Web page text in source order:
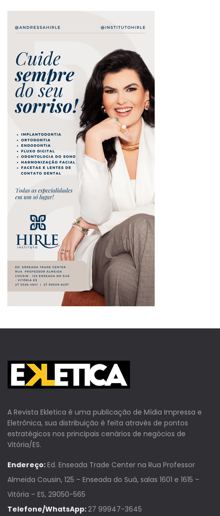
A Revista Ekletica é uma publicação de Mídia Impressa e
Eletrônica, sua distribuição é feita através de pontos
estratégicos nos principais cenários de negócios de
Vitória/ES.
Endereço:Ed. Enseada Trade Center na Rua Professor
Almeida Cousin, 125 – Enseada do Suá, salas 1601 e 1615 –
Vitória – ES, 29050-565
Telefone/WhatsApp:27 99947-3645